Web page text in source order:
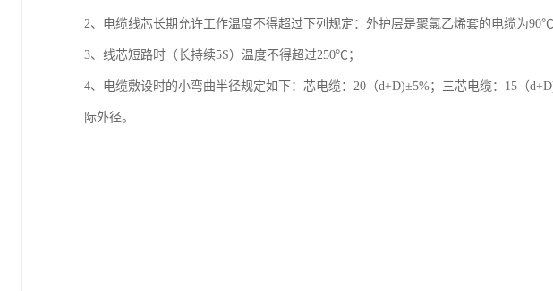
2、电缆线芯长期允许工作温度不得超过下列规定：外护层是聚氯乙烯套的电缆为
3、线芯短路时（长持续5S）温度不得超过250℃；
4、电缆敷设时的小弯曲半径规定如下：芯电缆：20（d+D)±5%；三芯电缆：15（
际外径。